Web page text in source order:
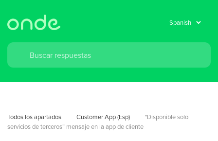
Todos los apartados Customer App (Esp)
"Disponible solo
servicios de terceros” mensaje en la app de cliente